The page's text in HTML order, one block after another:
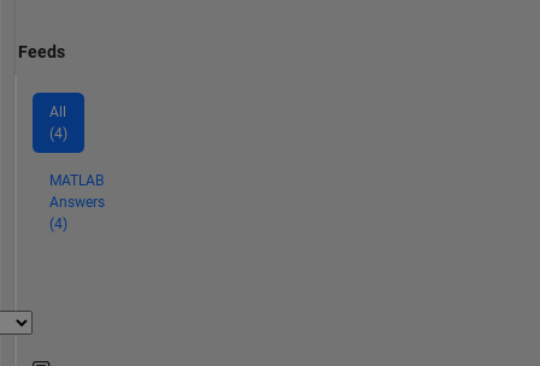
Feeds
All
(4)
MATLAB
Answers
(4)